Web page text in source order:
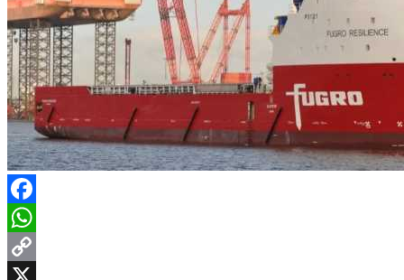
Facebook
WhatsApp
Copy